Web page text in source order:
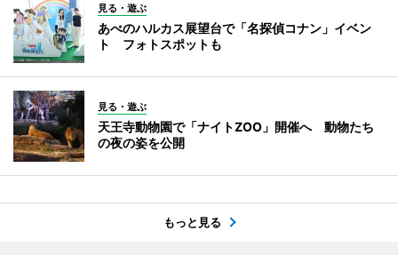
見る・遊ぶ
あべのハルカス展望台で「名探偵コナン」イベン
ト フォトスポットも
見る・遊ぶ
天王寺動物園で「ナイトZOO」開催へ 動物たち
の夜の姿を公開
もっと見る